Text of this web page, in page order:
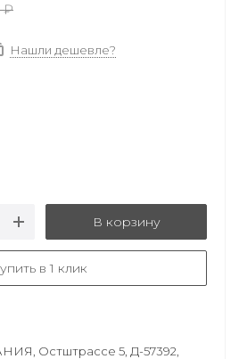
₽
Нашли дешевле?
В корзину
в 1 клик
Остштрассе 5, Д-57392,